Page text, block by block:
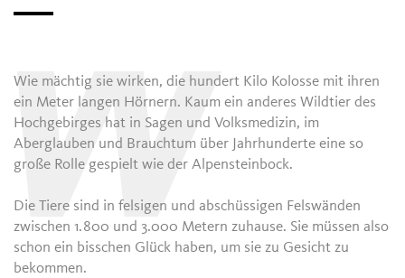
Wie mächtig sie wirken, die hundert Kilo Kolosse mit ihren
ein Meter langen Hörnern. Kaum ein anderes Wildtier des
Hochgebirges hat in Sagen und Volksmedizin, im
Aberglauben und Brauchtum über Jahrhunderte eine so
große Rolle gespielt wie der Alpensteinbock.
Die Tiere sind in felsigen und abschüssigen Felswänden
zwischen 1.800 und 3.000 Metern zuhause. Sie müssen also
schon ein bisschen Glück haben, um sie zu Gesicht zu
bekommen.